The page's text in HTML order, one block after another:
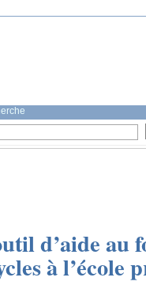
d’aide au
à l’école